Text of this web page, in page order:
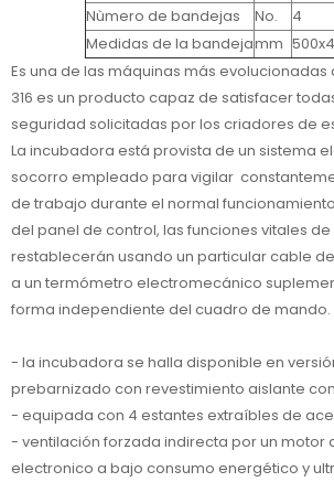
Nùmero de bandejas
No.
4
Medidas de la bandejamm
Es una de las máquinas más evolucionadas
316 es un producto capaz de satisfacer
seguridad solicitadas por los criadores de
La incubadora está provista de un sistema
socorro empleado para vigilar
de trabajo durante el normal
del panel de control, las funciones vitales
restablecerán usando un particular cable
a un termómetro electromecánico
forma independiente del cuadro de mando.
- la incubadora se halla disponible en
prebarnizado con revestimiento aislante
- equipada con 4 estantes extraíbles de
- ventilación forzada indirecta por un motor
electronico a bajo consumo energético y